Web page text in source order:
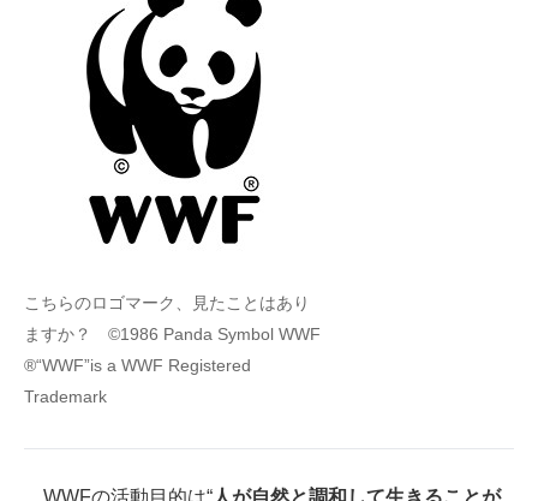
こちらのロゴマーク、見たことはあり
ますか？ ©1986 Panda Symbol WWF
®“WWF”is a WWF Registered
Trademark